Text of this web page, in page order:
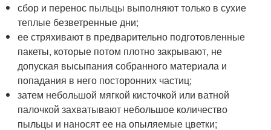
сбор и перенос пыльцы выполняют только в сухие
теплые безветренные дни;
ее стряхивают в предварительно подготовленные
пакеты, которые потом плотно закрывают, не
допуская высыпания собранного материала и
попадания в него посторонних частиц;
затем небольшой мягкой кисточкой или ватной
палочкой захватывают небольшое количество
пыльцы и наносят ее на опыляемые цветки;